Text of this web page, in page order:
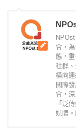
會，
態，
社群
橫向
國際
會，
「泛
媒體